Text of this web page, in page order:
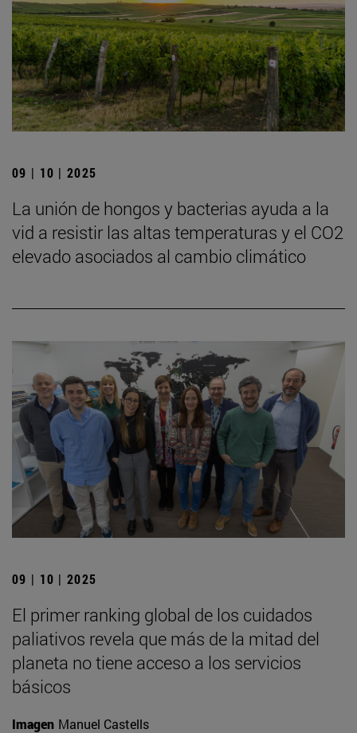
09 | 10 | 2025
La unión de hongos y bacterias ayuda a la
vid a resistir las altas temperaturas y el CO2
elevado asociados al cambio climático
09 | 10 | 2025
El primer ranking global de los cuidados
paliativos revela que más de la mitad del
planeta no tiene acceso a los servicios
básicos
Imagen Manuel Castells